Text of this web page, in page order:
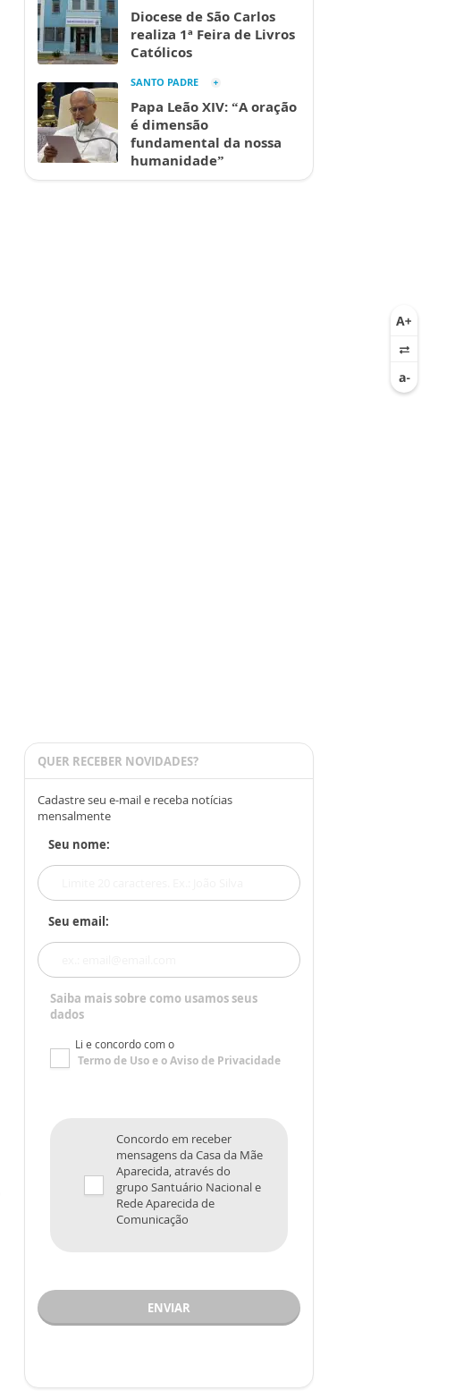
Diocese de São Carlos
realiza 1ª Feira de Livros
Católicos
SANTO PADRE
Papa Leão XIV: “A oração
é dimensão
fundamental da nossa
humanidade”
QUER RECEBER NOVIDADES?
Cadastre seu e-mail e receba notícias
mensalmente
Seu nome:
Seu email:
Saiba mais sobre como usamos seus
dados
Li e concordo com o
Termo de Usoe oAviso de Privacidade
Concordo em receber
mensagens da Casa da Mãe
Aparecida, através do
grupo Santuário Nacional e
Rede Aparecida de
Comunicação
ENVIAR